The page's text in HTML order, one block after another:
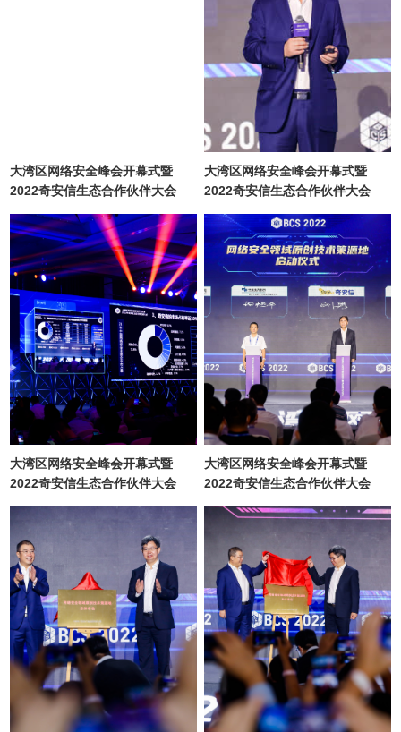
大湾区网络安全峰会开幕式暨
2022奇安信生态合作伙伴大会
大湾区网络安全峰会开幕式暨
2022奇安信生态合作伙伴大会
大湾区网络安全峰会开幕式暨
2022奇安信生态合作伙伴大会
大湾区网络安全峰会开幕式暨
2022奇安信生态合作伙伴大会